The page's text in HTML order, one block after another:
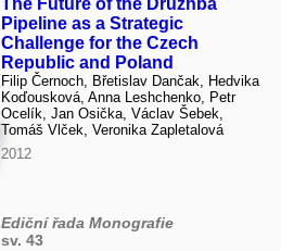
The Future of the Druzhba
Pipeline as a Strategic
Challenge for the Czech
Republic and Poland
Filip Černoch, Břetislav Dančak, Hedvika
Koďousková, Anna Leshchenko, Petr
Ocelík, Jan Osička, Václav Šebek,
Tomáš Vlček, Veronika Zapletalová
2012
Ediční řada Monografie
sv. 43